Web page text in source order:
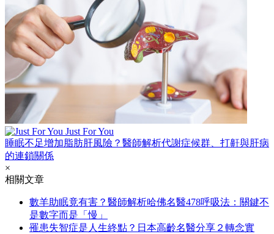
Just For You
睡眠不足增加脂肪肝風險？醫師解析代謝症候群、打鼾與肝病
的連鎖關係
×
相關文章
數羊助眠竟有害？醫師解析哈佛名醫478呼吸法：關鍵不
是數字而是「慢」
罹患失智症是人生終點？日本高齡名醫分享２轉念實